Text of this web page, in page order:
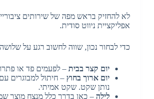
לא להחזיק בראש מפה של שירותים
אפליקציית ניווט סודית.
כדי לבחור נכון, שווה לחשוב רגע על
יום קצר בבית– לפעמים פד או
יום ארוך בחוץ – חיתול למבוגרים
נותן שקט. שקט אמיתי.
לילה– כאן בדרך כלל מנצח מוצר